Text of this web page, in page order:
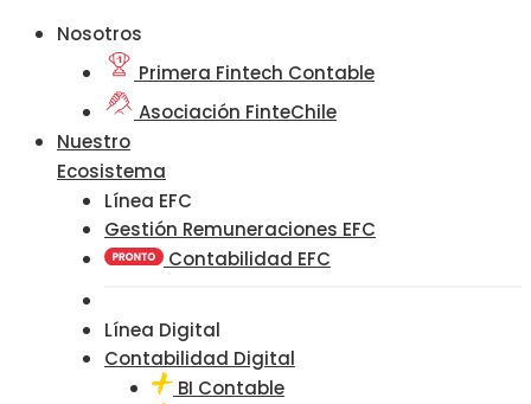
Nosotros
Primera Fintech Contable
Asociación FinteChile
Nuestro
Ecosistema
Línea EFC
Gestión Remuneraciones EFC
Contabilidad EFC
Línea Digital
Contabilidad Digital
BI Contable